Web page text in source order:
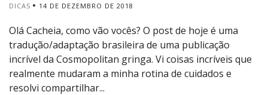
DICAS 14 DE DEZEMBRO DE 2018
Olá Cacheia, como vão vocês? O post de hoje é uma
tradução/adaptação brasileira de uma publicação
incrível da Cosmopolitan gringa. Vi coisas incríveis que
realmente mudaram a minha rotina de cuidados e
resolvi compartilhar...